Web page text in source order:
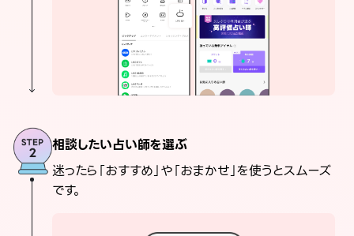
相談したい占い師を選ぶ
迷ったら「おすすめ」や「おまかせ」を使うとスムーズ
です。